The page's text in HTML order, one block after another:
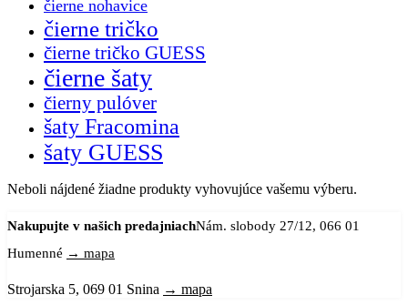
čierne nohavice
čierne tričko
čierne tričko GUESS
čierne šaty
čierny pulóver
šaty Fracomina
šaty GUESS
Neboli nájdené žiadne produkty vyhovujúce vašemu výberu.
Nakupujte v našich predajniachNám. slobody 27/12, 066 01
Humenné → mapa
Strojarska 5, 069 01 Snina → mapa